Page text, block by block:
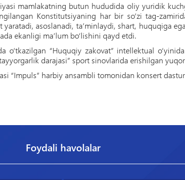
mamlakatning butun hududida oliy yuridik
Konstitutsiyaning har bir so‘zi tag-
asoslanadi, ta’minlaydi, shart, huquqiga
ekanligi ma’lum bo‘lishini qayd etdi.
o‘tkazilgan “Huquqiy zakovat” intellektual
darajasi” sport sinovlarida erishilgan
“Impuls” harbiy ansambli tomonidan konsert
Foydali havolalar